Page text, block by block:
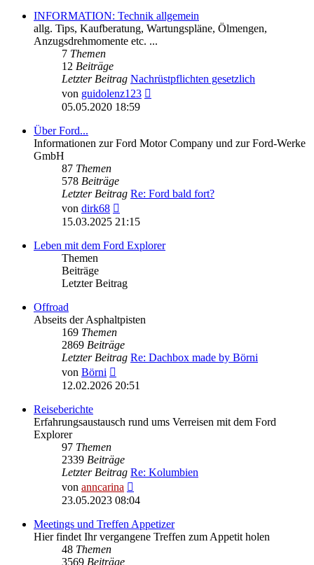
INFORMATION: Technik allgemein
allg. Tips, Kaufberatung, Wartungspläne, Ölmengen,
Anzugsdrehmomente etc. ...
7 Themen
12 Beiträge
Letzter Beitrag Nachrüstpflichten gesetzlich
von guidolenz123
05.05.2020 18:59
Über Ford...
Informationen zur Ford Motor Company und zur Ford-Werke
GmbH
87 Themen
578 Beiträge
Letzter Beitrag Re: Ford bald fort?
von dirk68
Beitrag
15.03.2025 21:15
Leben mit dem Ford Explorer
Themen
Beiträge
Letzter Beitrag
Offroad
Abseits der Asphaltpisten
169 Themen
2869 Beiträge
Letzter Beitrag Re: Dachbox made by Börni
von Börni
Beitrag
12.02.2026 20:51
Reiseberichte
Erfahrungsaustausch rund ums Verreisen mit dem Ford
Explorer
97 Themen
2339 Beiträge
Letzter Beitrag Re: Kolumbien
von anncarina
Beitrag
23.05.2023 08:04
Meetings und Treffen Appetizer
Hier findet Ihr vergangene Treffen zum Appetit holen
48 Themen
3569 Beiträge